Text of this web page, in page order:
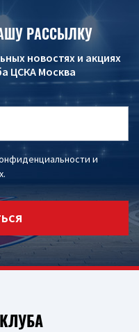
РАССЫЛКУ
новостях и акциях
ЦСКА Москва
и
.